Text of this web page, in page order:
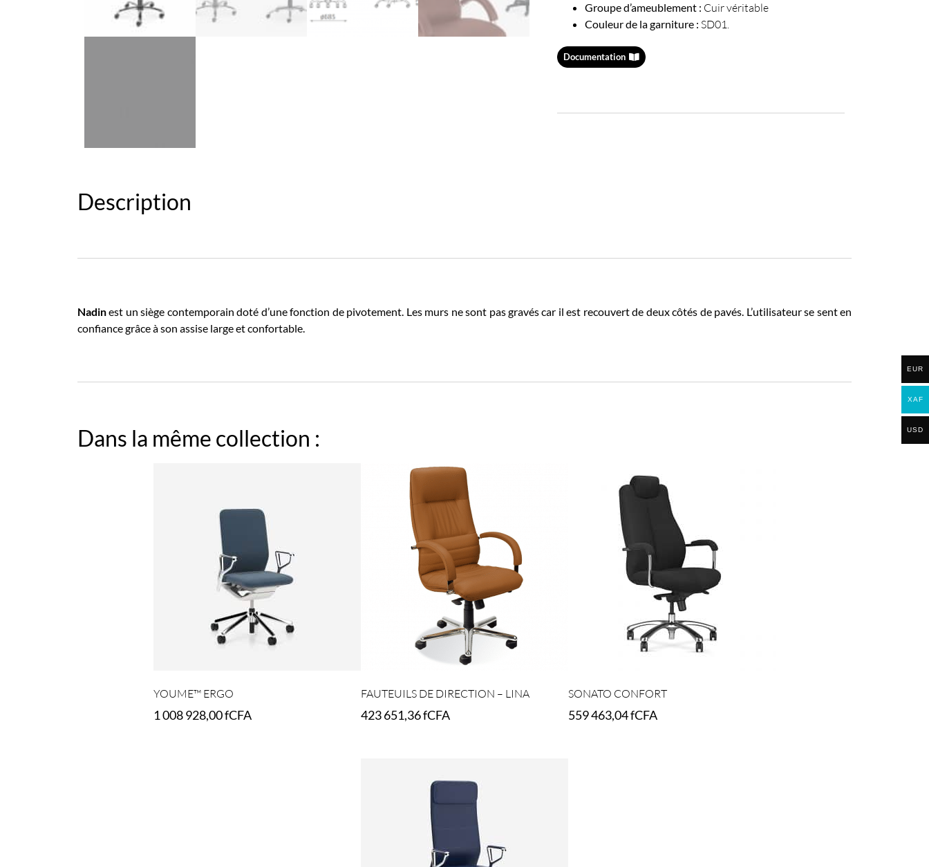
Groupe d’ameublement : Cuir véritable
Couleur de la garniture : SD01.
Documentation
Description
Nadinest un siège contemporain doté d’une fonction de pivotement. Les murs ne sont pas gravés car il est recouvert de deux côtés de pavés. L’utilisateur se sent en
confiance grâce à son assise large et confortable.
Dans la même collection :
YOUME™ ERGO
1 008 928,00fCFA
FAUTEUILS DE DIRECTION – LINA
423 651,36fCFA
SONATO CONFORT
559 463,04fCFA
EUR
XAF
USD